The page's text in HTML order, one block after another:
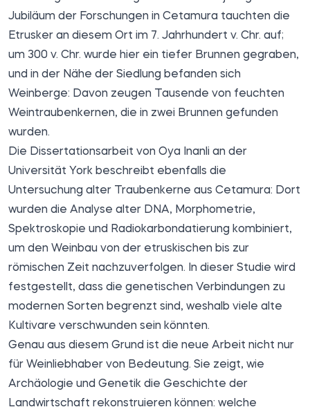
Jubiläum der Forschungen in Cetamura tauchten die
Etrusker an diesem Ort im 7. Jahrhundert v. Chr. auf;
um 300 v. Chr. wurde hier ein tiefer Brunnen gegraben,
und in der Nähe der Siedlung befanden sich
Weinberge: Davon zeugen Tausende von feuchten
Weintraubenkernen, die in zwei Brunnen gefunden
wurden.
Die Dissertationsarbeit von Oya Inanli an der
Universität York beschreibt ebenfalls die
Untersuchung alter Traubenkerne aus Cetamura: Dort
wurden die Analyse alter DNA, Morphometrie,
Spektroskopie und Radiokarbondatierung kombiniert,
um den Weinbau von der etruskischen bis zur
römischen Zeit nachzuverfolgen. In dieser Studie wird
festgestellt, dass die genetischen Verbindungen zu
modernen Sorten begrenzt sind, weshalb viele alte
Kultivare verschwunden sein könnten.
Genau aus diesem Grund ist die neue Arbeit nicht nur
für Weinliebhaber von Bedeutung. Sie zeigt, wie
Archäologie und Genetik die Geschichte der
Landwirtschaft rekonstruieren können: welche